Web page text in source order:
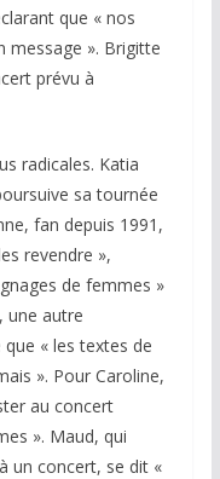
que « nos
message ». Brigitte
prévu à
radicales. Katia
sa tournée
fan depuis 1991,
revendre »,
de femmes »
une autre
« les textes de
». Pour Caroline,
au concert
». Maud, qui
un concert, se dit «